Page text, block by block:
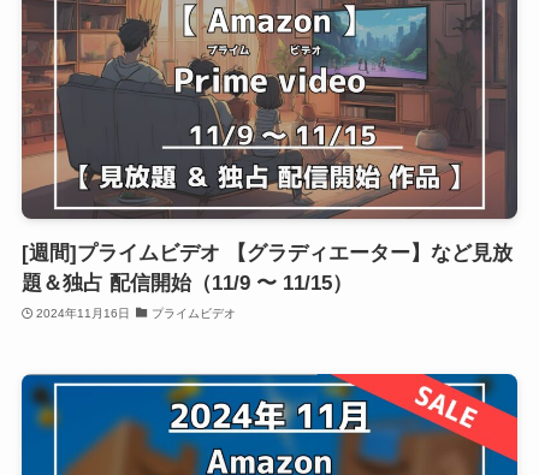
[週間]プライムビデオ 【グラディエーター】など見放
題＆独占 配信開始（11/9 〜 11/15）
2024年11月16日 プライムビデオ